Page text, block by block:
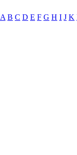
A B C D E F G H I J K